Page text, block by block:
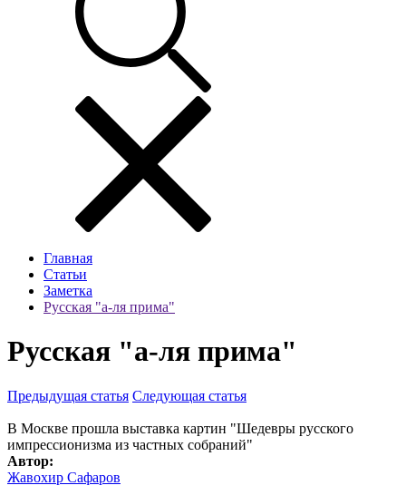
Главная
Статьи
Заметка
Русская "а-ля прима"
Русская "а-ля прима"
Предыдущая статья Следующая статья
В Москве прошла выставка картин "Шедевры русского
импрессионизма из частных собраний"
Автор:
Жавохир Сафаров